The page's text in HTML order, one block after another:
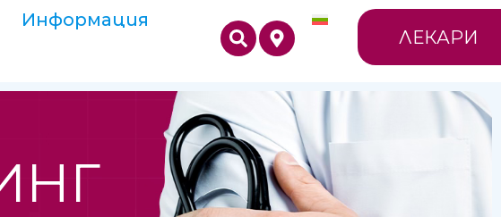
Информация
ЛЕКАРИ